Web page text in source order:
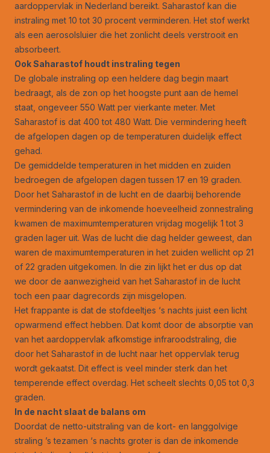
aardoppervlak in Nederland bereikt. Saharastof kan die
instraling met 10 tot 30 procent verminderen. Het stof werkt
als een aerosolsluier die het zonlicht deels verstrooit en
absorbeert.
Ook Saharastof houdt instraling tegen
De globale instraling op een heldere dag begin maart
bedraagt, als de zon op het hoogste punt aan de hemel
staat, ongeveer 550 Watt per vierkante meter. Met
Saharastof is dat 400 tot 480 Watt. Die vermindering heeft
de afgelopen dagen op de temperaturen duidelijk effect
gehad.
De gemiddelde temperaturen in het midden en zuiden
bedroegen de afgelopen dagen tussen 17 en 19 graden.
Door het Saharastof in de lucht en de daarbij behorende
vermindering van de inkomende hoeveelheid zonnestraling
kwamen de maximumtemperaturen vrijdag mogelijk 1 tot 3
graden lager uit. Was de lucht die dag helder geweest, dan
waren de maximumtemperaturen in het zuiden wellicht op 21
of 22 graden uitgekomen. In die zin lijkt het er dus op dat
we door de aanwezigheid van het Saharastof in de lucht
toch een paar dagrecords zijn misgelopen.
Het frappante is dat de stofdeeltjes ‘s nachts juist een licht
opwarmend effect hebben. Dat komt door de absorptie van
van het aardoppervlak afkomstige infraroodstraling, die
door het Saharastof in de lucht naar het oppervlak terug
wordt gekaatst. Dit effect is veel minder sterk dan het
temperende effect overdag. Het scheelt slechts 0,05 tot 0,3
graden.
In de nacht slaat de balans om
Doordat de netto-uitstraling van de kort- en langgolvige
straling ’s tezamen ‘s nachts groter is dan de inkomende